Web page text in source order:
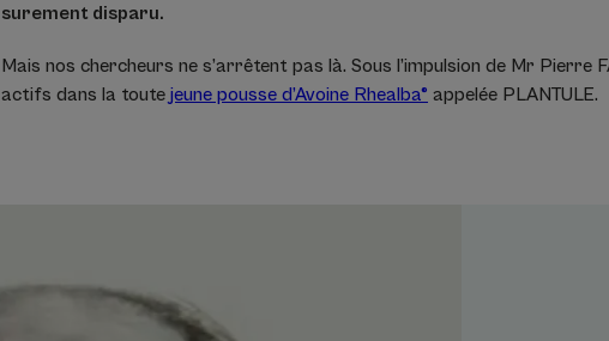
surement disparu.
Mais nos chercheurs ne s’arrêtent pas là. Sous l’impulsion de Mr Pierre
actifs dans la toute jeune pousse d’Avoine Rhealba® appelée PLANTULE.